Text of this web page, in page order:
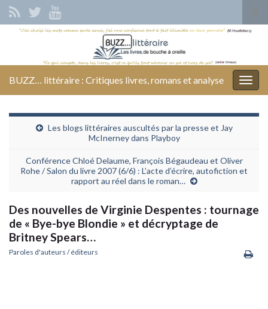
Search for:
BUZZ… littéraire : Critiques livres, romans et analyse
Les blogs littéraires auscultés par la presse et Jay
McInerney dans Playboy
Conférence Chloé Delaume, François Bégaudeau et Oliver
Rohe / Salon du livre 2007 (6/6) : L’acte d’écrire, autofiction et
rapport au réel dans le roman…
Des nouvelles de Virginie Despentes : tournage
de « Bye-bye Blondie » et décryptage de
Britney Spears…
Paroles d'auteurs / éditeurs